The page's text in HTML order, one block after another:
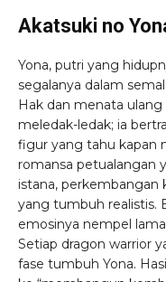
Akatsuki no
Yona, putri yang
segalanya dalam
Hak dan menata
meledak-ledak; ia
figur yang tahu kapan
romansa petualangan
istana, perkembangan
yang tumbuh realistis.
emosinya nempel
Setiap dragon warrior
fase tumbuh Yona.